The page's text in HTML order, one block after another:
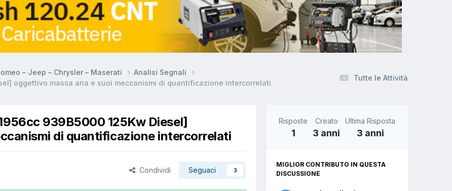
Tutte le Attività
– Jeep – Chrysler – Maserati
Analisi Segnali
oggettivo massa aria e suoi meccanismi di quantificazione intercorrelati
939B5000 125Kw Diesel]
di quantificazione intercorrelati
Condividi Seguaci 3
Risposte
1
Creato
3 anni
Ultima Risposta
3 anni
MIGLIOR CONTRIBUTO IN QUESTA
DISCUSSIONE